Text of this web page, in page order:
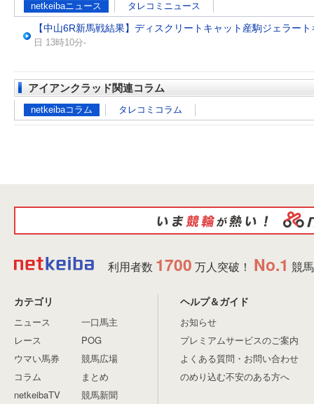
netkeibaニュース タレコミニュース
【中山6R新馬戦結果】ディスクリートキャット産駒ジェラー
日 13時10分-
アイアンクラッド関連コラム
netkeibaコラム タレコミコラム
利用者数 1700 万人突破！ No.1 競
カテゴリ
ニュース
レース
ウマい馬券
コラム
netkeibaTV
一口馬主
POG
競馬広場
まとめ
競馬新聞
ヘルプ＆ガイド
お知らせ
プレミアムサービスのご案内
よくある質問・お問い合わせ
のめり込む不安のある方へ